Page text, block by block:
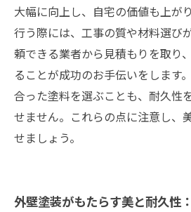
大幅に向上し、自宅の価値も上が
行う際には、工事の質や材料選び
頼できる業者から見積もりを取り
ることが成功のお手伝いをします
合った塗料を選ぶことも、耐久性
せません。これらの点に注意し、
せましょう。
外壁塗装がもたらす美と耐久性